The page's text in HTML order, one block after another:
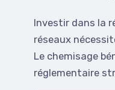
Investir dans la
réseaux
Le chemisage
réglementaire